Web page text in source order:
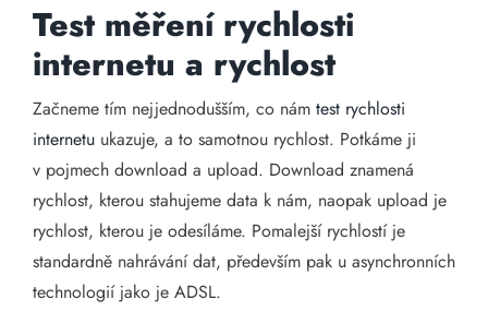
Test měření rychlosti
internetu a rychlost
Začneme tím nejjednodušším, co nám test rychlosti
internetu ukazuje, a to samotnou rychlost. Potkáme ji
v pojmech download a upload. Download znamená
rychlost, kterou stahujeme data k nám, naopak upload je
rychlost, kterou je odesíláme. Pomalejší rychlostí je
standardně nahrávání dat, především pak u asynchronních
technologií jako je ADSL.